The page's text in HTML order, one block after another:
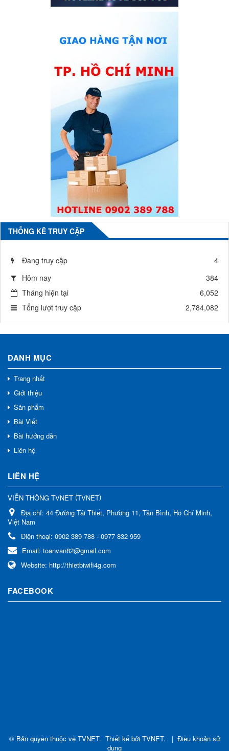
THỐNG KÊ TRUY CẬP
Đang truy cập
4
Hôm nay
384
Tháng hiện tại
6,052
Tổng lượt truy cập
2,784,082
DANH MỤC
Trang nhất
Giới thiệu
Sản phẩm
Bài Viết
Bài hướng dẫn
Liên hệ
LIÊN HỆ
VIỄN THÔNG TVNET (TVNET)
Địa chỉ: 44 Đường Tái Thiết, Phường 11, Tân Bình, Hồ Chí Minh,
Việt Nam
Điện thoại: 0902 389 788 - 0977 832 959
Email: toanvan82@gmail.com
Website: http://thietbiwifi4g.com
FACEBOOK
© Bản quyền thuộc về TVNET. Thiết kế bởi TVNET. | Điều khoản sử
dụng